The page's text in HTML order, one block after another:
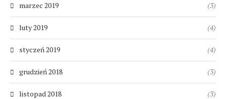
marzec 2019 (3)
luty 2019 (4)
styczeń 2019 (4)
grudzień 2018 (3)
listopad 2018 (3)